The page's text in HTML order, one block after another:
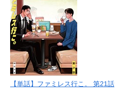
【単話】ファミレス行こ。 第21話